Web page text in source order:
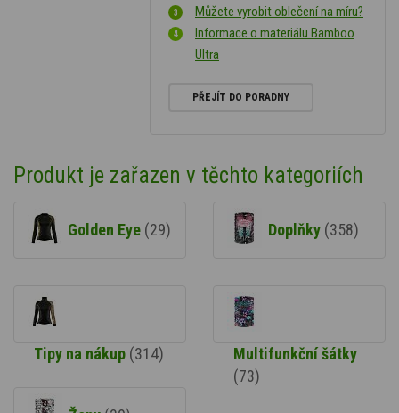
Můžete vyrobit oblečení na míru?
Informace o materiálu Bamboo
Ultra
PŘEJÍT DO PORADNY
Produkt je zařazen v těchto kategoriích
Golden Eye (29) Doplňky (358)
Tipy na nákup (314)
Multifunkční šátky
(73)